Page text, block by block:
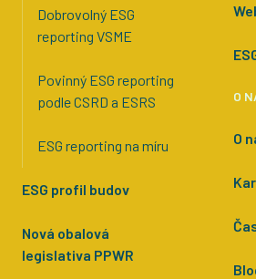
Dobrovolný ESG
reporting VSME
Povinný ESG reporting
podle CSRD a ESRS
ESG reporting na míru
ESG profil budov
Nová obalová
legislativa PPWR
O
O